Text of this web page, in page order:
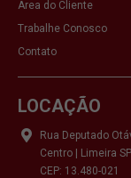
Área do Cliente
Trabalhe Conosco
Contato
LOCAÇÃO
Rua Deputado
Centro | Limeira SP
CEP: 13.480-021